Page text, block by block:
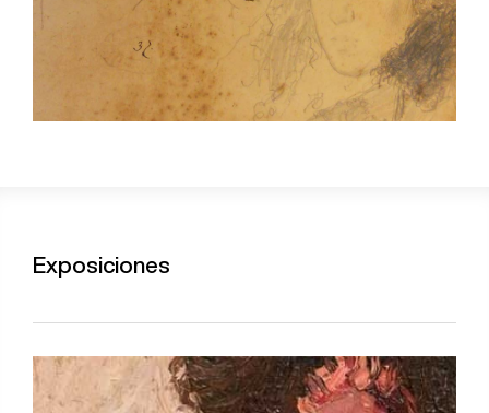
Exposiciones